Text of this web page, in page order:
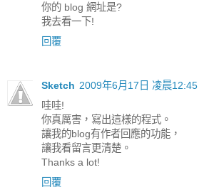
你的 blog 網址是?
我去看一下!
回覆
Sketch 2009年6月17日 凌晨12:45
哇哇!
你真厲害，寫出這樣的程式。
讓我的blog有作者回應的功能，
讓我看留言更清楚。
Thanks a lot!
回覆